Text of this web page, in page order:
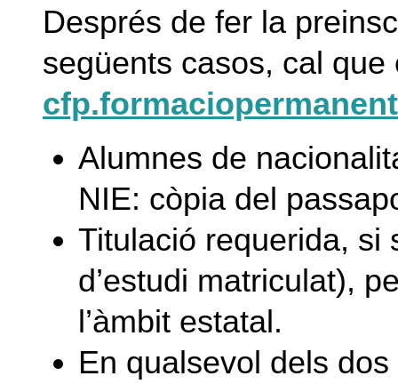
Després de fer la
següents casos, cal
Alumnes de
NIE: còpia del
Titulació requerida, si
d’estudi matriculat),
l’àmbit estatal.
En qualsevol dels